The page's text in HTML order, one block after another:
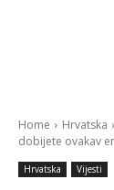
Home Hrvatska
dobijete ovakav
Hrvatska Vijesti